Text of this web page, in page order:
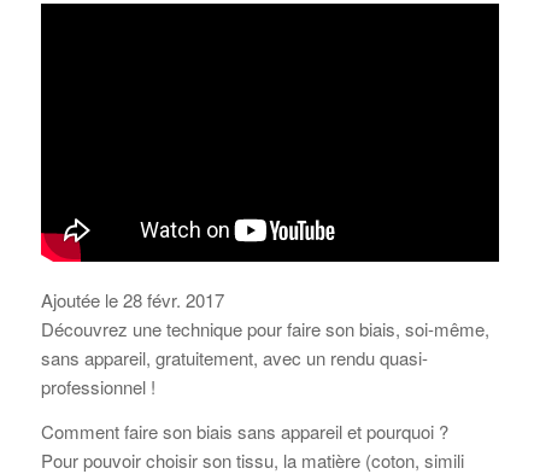
Ajoutée le 28 févr. 2017
Découvrez une technique pour faire son biais, soi-même,
sans appareil, gratuitement, avec un rendu quasi-
professionnel !
Comment faire son biais sans appareil et pourquoi ?
Pour pouvoir choisir son tissu, la matière (coton, simili